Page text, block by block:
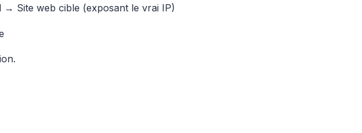
→ Site web cible (exposant le vrai IP)